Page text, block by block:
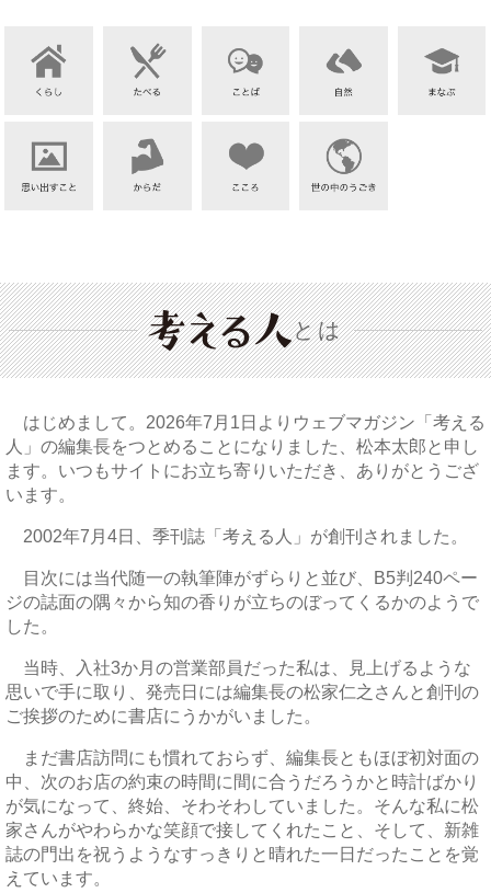
とは
はじめまして。2026年7月1日よりウェブマガジン「考える
人」の編集長をつとめることになりました、松本太郎と申し
ます。いつもサイトにお立ち寄りいただき、ありがとうござ
います。
2002年7月4日、季刊誌「考える人」が創刊されました。
目次には当代随一の執筆陣がずらりと並び、B5判240ペー
ジの誌面の隅々から知の香りが立ちのぼってくるかのようで
した。
当時、入社3か月の営業部員だった私は、見上げるような
思いで手に取り、発売日には編集長の松家仁之さんと創刊の
ご挨拶のために書店にうかがいました。
まだ書店訪問にも慣れておらず、編集長ともほぼ初対面の
中、次のお店の約束の時間に間に合うだろうかと時計ばかり
が気になって、終始、そわそわしていました。そんな私に松
家さんがやわらかな笑顔で接してくれたこと、そして、新雑
誌の門出を祝うようなすっきりと晴れた一日だったことを覚
えています。